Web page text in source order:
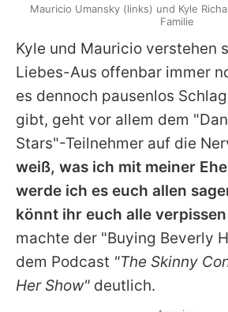
Kyle und Mauricio verstehen
Liebes-Aus offenbar immer
es dennoch pausenlos
gibt, geht vor allem dem
Stars"-Teilnehmer auf die
weiß, was ich mit meiner
werde ich es euch allen
könnt ihr euch alle
machte der "Buying Beverly
dem Podcast "The Skinny
Her Show" deutlich.
Mauricio Umansky (links) und Kyle
Familie